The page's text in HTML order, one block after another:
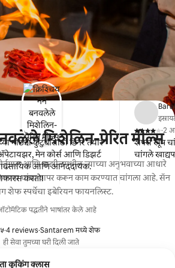
मिशेलिन-प्रेरित मील्स
आणि ब्राझीलमधील त्याच्या अनुभवाच्या आधारे
यांचा वापर करून काम करण्यात चांगला आहे. सॅन
शेफ स्पर्धेचा इबेरियन फायनलिस्ट.
पद्धतीने भाषांतर केले आहे
,
·4 reviews
,
·Santarem मध्ये शेफ
ही सेवा तुमच्या घरी दिली जाते
कुकिंग क्लास
मोठ्या कुटुंबासाठी डिनर तयार
मेन कोर्स आणि डिझर्ट
आणि आनंददायक.
करतो!
,
·2
शेफ्स खूप
चांगले